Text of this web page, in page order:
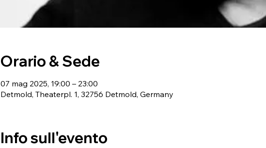
Orario & Sede
07 mag 2025, 19:00 – 23:00
Detmold, Theaterpl. 1, 32756 Detmold, Germany
Info sull'evento